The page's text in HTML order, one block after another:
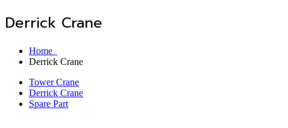
Derrick Crane
Home
Derrick Crane
Tower Crane
Derrick Crane
Spare Part